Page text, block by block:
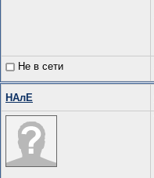
Не в сети
НАлЕ